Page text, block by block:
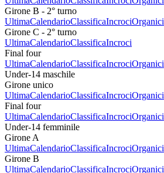
Girone B - 2° turno
UltimaCalendarioClassificaIncrociOrganici
Girone C - 2° turno
UltimaCalendarioClassificaIncroci
Final four
UltimaCalendarioClassificaIncrociOrganici
Under-14 maschile
Girone unico
UltimaCalendarioClassificaIncrociOrganici
Final four
UltimaCalendarioClassificaIncrociOrganici
Under-14 femminile
Girone A
UltimaCalendarioClassificaIncrociOrganici
Girone B
UltimaCalendarioClassificaIncrociOrganici